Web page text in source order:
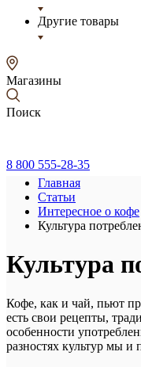
Другие товары
Магазины
Поиск
8 800 555-28-35
Главная
Статьи
Интересное о кофе
Культура
Культура
Кофе, как и чай, пьют
есть свои рецепты,
особенности
разностях культур мы и